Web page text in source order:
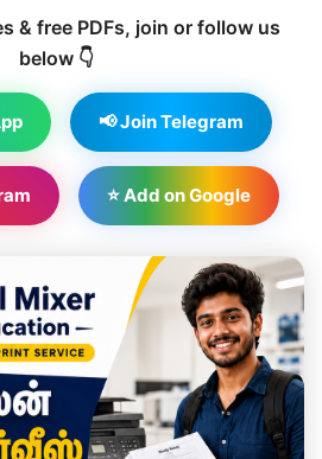
& free PDFs, join or follow us
below 👇
📢 Join Telegram
⭐ Add on Google